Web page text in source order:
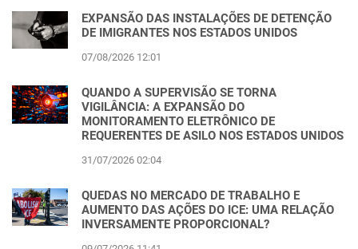
EXPANSÃO DAS INSTALAÇÕES DE DETENÇÃO
DE IMIGRANTES NOS ESTADOS UNIDOS
07/08/2026 12:01
QUANDO A SUPERVISÃO SE TORNA
VIGILÂNCIA: A EXPANSÃO DO
MONITORAMENTO ELETRÔNICO DE
REQUERENTES DE ASILO NOS ESTADOS UNIDOS
31/07/2026 02:04
QUEDAS NO MERCADO DE TRABALHO E
AUMENTO DAS AÇÕES DO ICE: UMA RELAÇÃO
INVERSAMENTE PROPORCIONAL?